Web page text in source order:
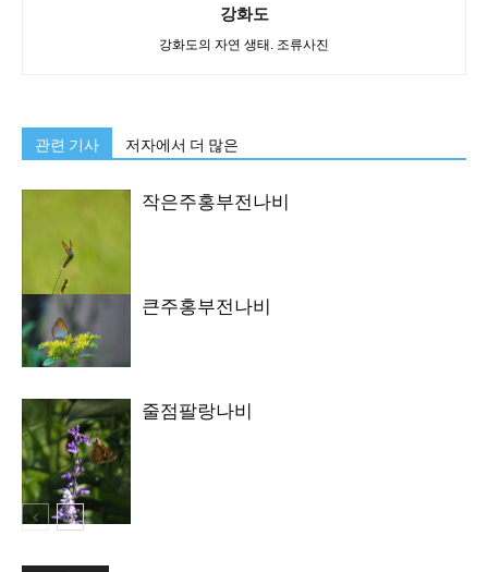
강화도
강화도의 자연 생태. 조류사진
관련 기사 저자에서 더 많은
작은주홍부전나비
큰주홍부전나비
줄점팔랑나비